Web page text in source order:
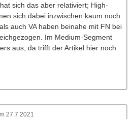
sich das aber relativiert; High-
sich dabei inzwischen kaum noch
auch VA haben beinahe mit FN bei
Im Medium-Segment
aus, da trifft der Artikel hier noch
27.7.2021